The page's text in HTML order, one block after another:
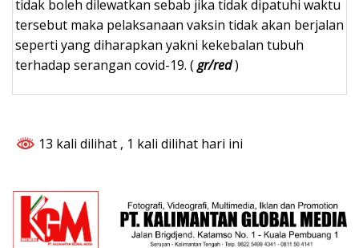
tidak boleh dilewatkan sebab jika tidak dipatuhi waktu
tersebut maka pelaksanaan vaksin tidak akan berjalan
seperti yang diharapkan yakni kekebalan tubuh
terhadap serangan covid-19. (gr/red)
13 kali dilihat , 1 kali dilihat hari ini